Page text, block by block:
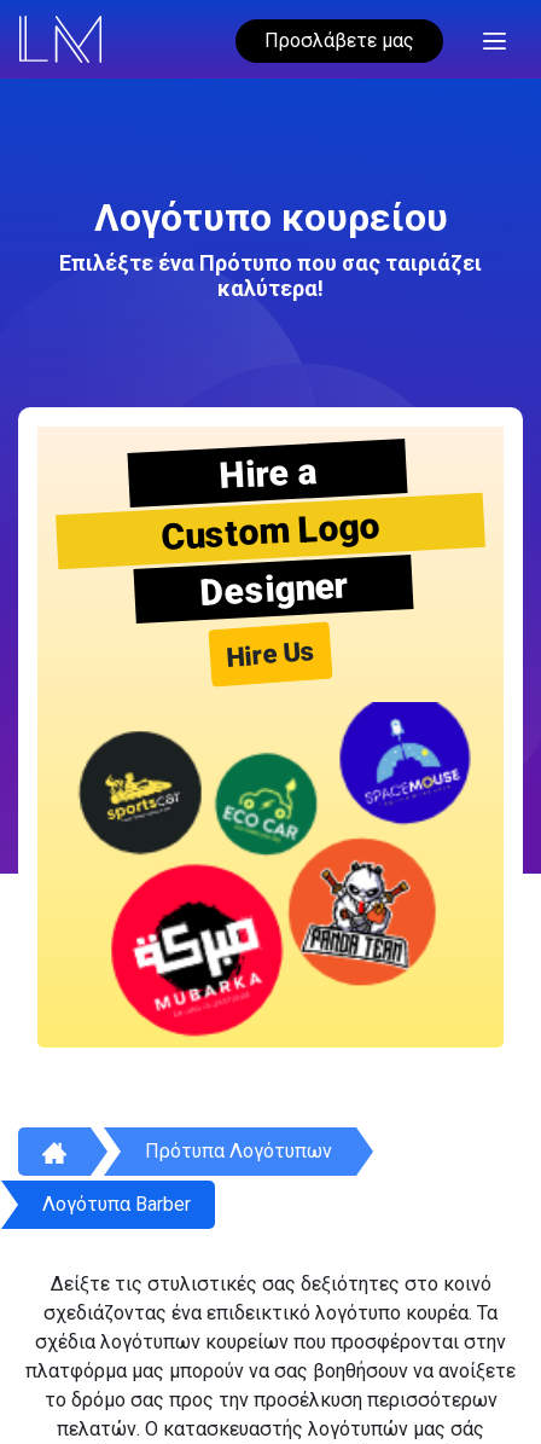
Προσλάβετε μας
Λογότυπο κουρείου
Επιλέξτε ένα Πρότυπο που σας ταιριάζει
καλύτερα!
Hire a
Custom Logo
Designer
Hire Us
Πρότυπα Λογότυπων
Λογότυπα Barber
Δείξτε τις στυλιστικές σας δεξιότητες στο κοινό
σχεδιάζοντας ένα επιδεικτικό λογότυπο κουρέα. Τα
σχέδια λογότυπων κουρείων που προσφέρονται στην
πλατφόρμα μας μπορούν να σας βοηθήσουν να ανοίξετε
το δρόμο σας προς την προσέλκυση περισσότερων
πελατών. Ο κατασκευαστής λογότυπών μας σάς